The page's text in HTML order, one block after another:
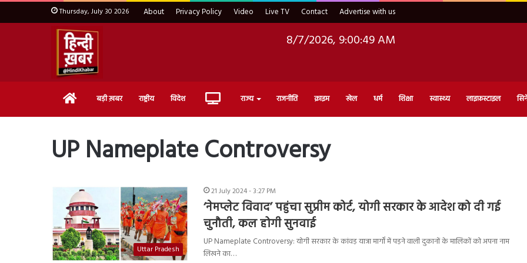
Thursday, July 30 2026 About Privacy Policy Video Live TV Contact Advertise with us
8/7/2026, 9:00:50 AM
Home बड़ी ख़बर राष्ट्रीय विदेश Live राज्य राजनीति क्राइम खेल धर्म शिक्षा स्वास्थ्य लाइफ़स्टाइल
UP Nameplate Controversy
Uttar Pradesh
21 July 2024 - 3:27 PM
‘नेमप्लेट विवाद’ पहुंचा सुप्रीम कोर्ट, योगी सरकार के आदेश को दी गई
चुनौती, कल होगी सुनवाई
UP Nameplate Controversy: योगी सरकार के कांवड़ यात्रा मार्गों में पड़ने वाली दुकानों के मालिकों को अपना नाम
लिखने का…